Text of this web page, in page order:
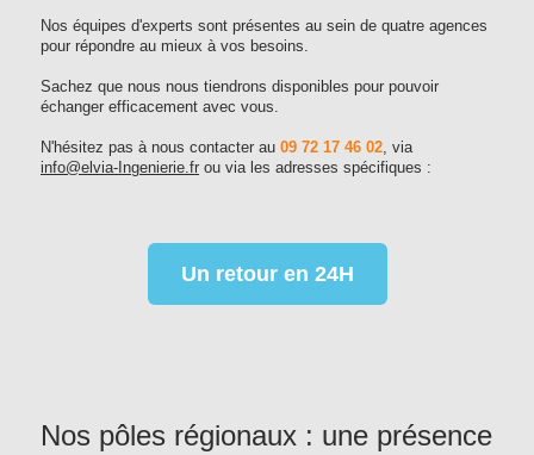
Nos équipes d'experts sont présentes au sein de quatre agences
pour répondre au mieux à vos besoins.
Sachez que nous nous tiendrons disponibles pour pouvoir
échanger efficacement avec vous.
N'hésitez pas à nous contacter au 09 72 17 46 02, via
info@elvia-Ingenierie.fr ou via les adresses spécifiques :
Un retour en 24H
Nos pôles régionaux : une présence